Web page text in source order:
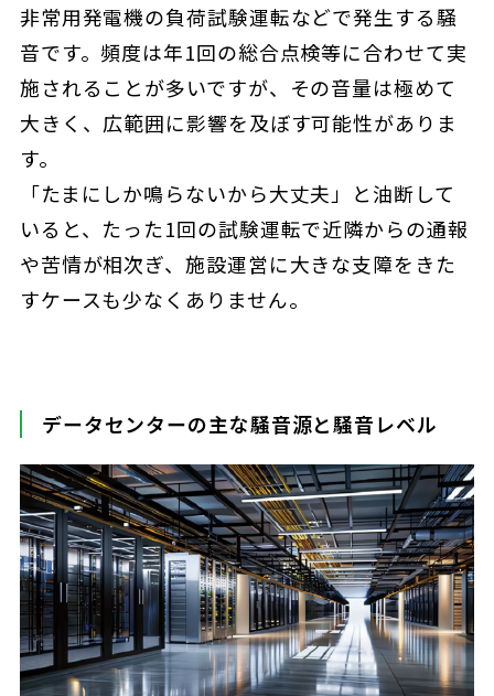
非常用発電機の負荷試験運転などで発生する騒
音です。頻度は年1回の総合点検等に合わせて実
施されることが多いですが、その音量は極めて
大きく、広範囲に影響を及ぼす可能性がありま
す。
「たまにしか鳴らないから大丈夫」と油断して
いると、たった1回の試験運転で近隣からの通報
や苦情が相次ぎ、施設運営に大きな支障をきた
すケースも少なくありません。
データセンターの主な騒音源と騒音レベル